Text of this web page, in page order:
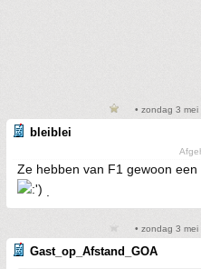
• zondag 3 mei
bleiblei
Ze hebben van F1 gewoon
• zondag 3
Gast_op_Afstand_GOA